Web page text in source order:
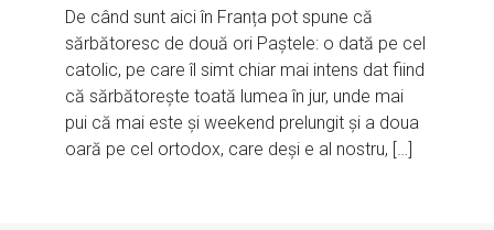
De când sunt aici în Franța pot spune că
sărbătoresc de două ori Paștele: o dată pe cel
catolic, pe care îl simt chiar mai intens dat fiind
că sărbătorește toată lumea în jur, unde mai
pui că mai este și weekend prelungit și a doua
oară pe cel ortodox, care deși e al nostru, […]